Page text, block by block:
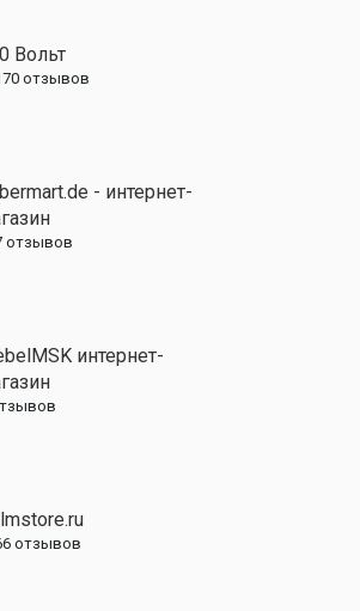
Вольт
отзывов
- интернет-
отзывов
интернет-
отзывов